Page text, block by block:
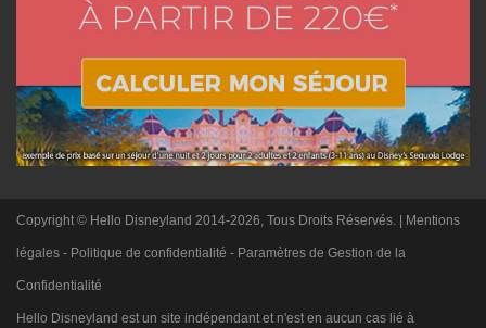
Copyright © Hello Disneyland 2014-2026, Tous Droits Réservés. | Mentions
légales - Politique de confidentialité - Paramètres de Gestion de la
Confidentialité
Hello Disneyland est un site indépendant et n'est en aucun cas lié à